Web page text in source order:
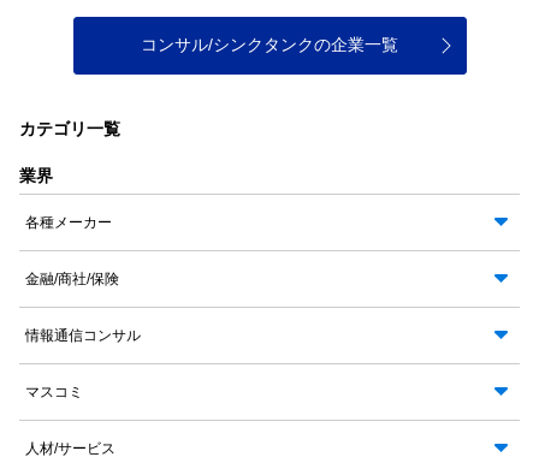
コンサル/シンクタンクの企業一覧
カテゴリ一覧
業界
各種メーカー
金融/商社/保険
情報通信コンサル
マスコミ
人材/サービス